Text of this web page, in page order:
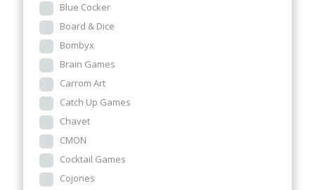
Blue Cocker
Board & Dice
Bombyx
Brain Games
Carrom Art
Catch Up Games
Chavet
CMON
Cocktail Games
Cojones